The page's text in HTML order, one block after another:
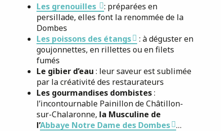
Les grenouilles
: préparées en
persillade, elles font la renommée de la
Dombes
Les poissons des étangs
: à déguster en
goujonnettes, en rillettes ou en filets
fumés
Le gibier d’eau : leur saveur est sublimée
par la créativité des restaurateurs
Les gourmandises dombistes:
l’incontournable Painillon de Châtillon-
sur-Chalaronne, la Musculine de
l’Abbaye Notre Dame des Dombes …